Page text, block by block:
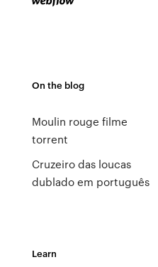
On the blog
Moulin rouge filme
torrent
Cruzeiro das loucas
dublado em português
Learn